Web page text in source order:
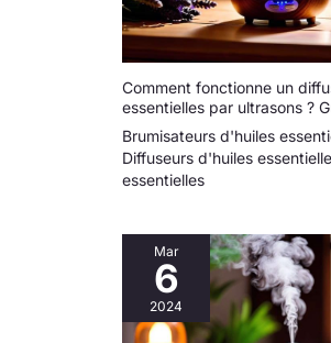
Comment fonctionne un
essentielles par ultrasons ?
Brumisateurs d'huiles
Diffuseurs d'huiles
essentielles
Mar
6
2024